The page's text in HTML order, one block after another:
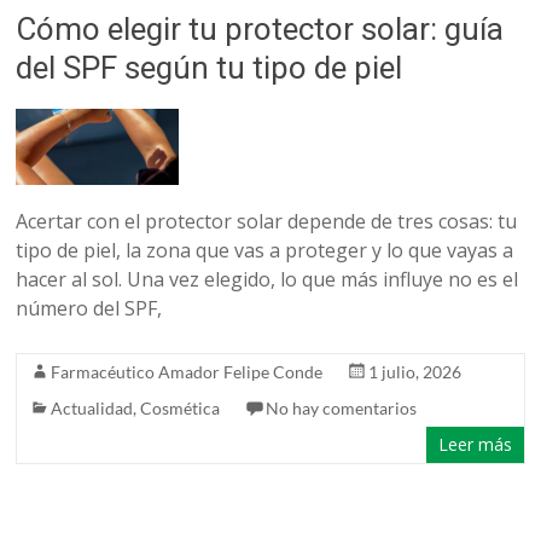
Farmacia,
salud
belleza
Cómo elegir tu protector solar: guía
del SPF según tu tipo de piel
Acertar con el protector solar depende de tres cosas: tu
tipo de piel, la zona que vas a proteger y lo que vayas a
hacer al sol. Una vez elegido, lo que más influye no es el
número del SPF,
Farmacéutico Amador Felipe Conde
1 julio, 2026
Actualidad,Cosmética No hay comentarios
Leer más